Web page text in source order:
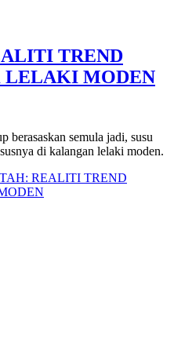
TREND
LELAKI MODEN
berasaskan semula jadi, susu
di kalangan lelaki moden.
REALITI TREND